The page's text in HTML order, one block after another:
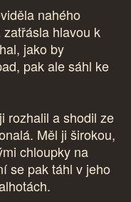
nahého
hlavou k
jako by
pak ale sáhl ke
rozhalil a shodil ze
Měl ji širokou,
chloupky na
se pak táhl v jeho